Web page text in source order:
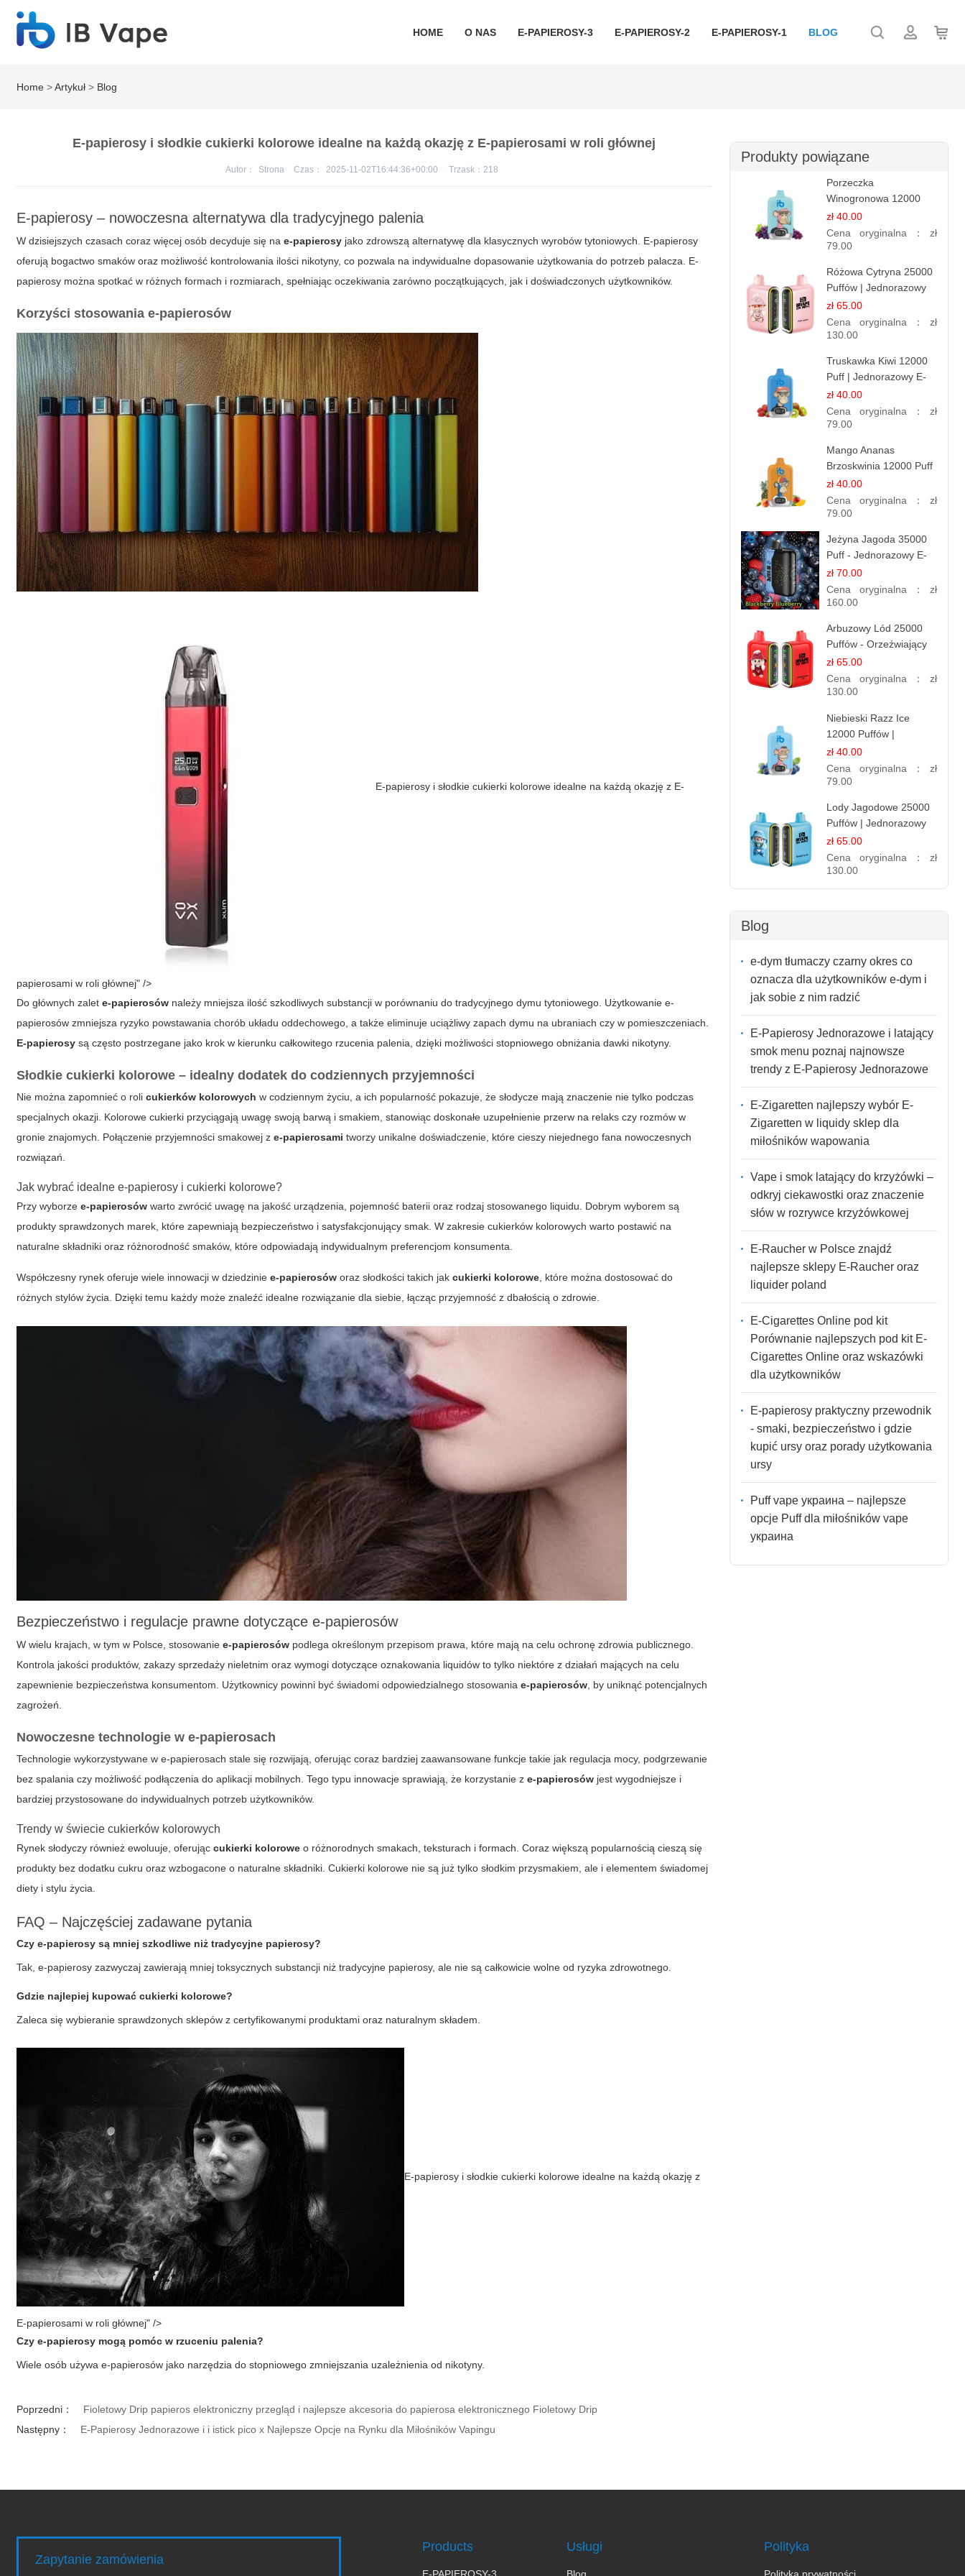
HOME O NAS E-PAPIEROSY-3 E-PAPIEROSY-2 E-PAPIEROSY-1 BLOG
Home >Artykuł > Blog
E-papierosy i słodkie cukierki kolorowe idealne na każdą okazję z E-papierosami w roli głównej
Autor： Strona Czas： 2025-11-02T16:44:36+00:00 Trzask：218
E-papierosy – nowoczesna alternatywa dla tradycyjnego palenia
W dzisiejszych czasach coraz więcej osób decyduje się nae-papierosy jako zdrowszą alternatywę dla klasycznych wyrobów tytoniowych. E-papierosy
oferują bogactwo smaków oraz możliwość kontrolowania ilości nikotyny, co pozwala na indywidualne dopasowanie użytkowania do potrzeb palacza. E-
papierosy można spotkać w różnych formach i rozmiarach, spełniając oczekiwania zarówno początkujących, jak i doświadczonych użytkowników.
Korzyści stosowania e-papierosów
E-papierosy i słodkie cukierki kolorowe idealne na każdą okazję z E-
papierosami w roli głównej" />
Do głównych zalete-papierosów należy mniejsza ilość szkodliwych substancji w porównaniu do tradycyjnego dymu tytoniowego. Użytkowaniee-
papierosów zmniejsza ryzyko powstawania chorób układu oddechowego, a także eliminuje uciążliwy zapach dymu na ubraniach czy w pomieszczeniach.
E-papierosy są często postrzegane jako krok w kierunku całkowitego rzucenia palenia, dzięki możliwości stopniowego obniżania dawki nikotyny.
Słodkiecukierki kolorowe – idealny dodatek do codziennych przyjemności
Nie można zapomnieć o rolicukierków kolorowych w codziennym życiu, a ich popularność pokazuje, że słodycze mają znaczenie nie tylko podczas
specjalnych okazji. Kolorowecukierki przyciągają uwagę swoją barwą i smakiem, stanowiąc doskonałe uzupełnienie przerw na relaks czy rozmów w
gronie znajomych. Połączenie przyjemności smakowej ze-papierosami tworzy unikalne doświadczenie, które cieszy niejednego fana nowoczesnych
rozwiązań.
Jak wybrać idealne e-papierosy i cukierki kolorowe?
Przy wyborzee-papierosów warto zwrócić uwagę na jakość urządzenia, pojemność baterii oraz rodzaj stosowanego liquidu. Dobrym wyborem są
produkty sprawdzonych marek, które zapewniają bezpieczeństwo i satysfakcjonujący smak. W zakresiecukierków kolorowych warto postawić na
naturalne składniki oraz różnorodność smaków, które odpowiadają indywidualnym preferencjom konsumenta.
Współczesny rynek oferuje wiele innowacji w dziedziniee-papierosów oraz słodkości takich jakcukierki kolorowe , które można dostosować do
różnych stylów życia. Dzięki temu każdy może znaleźć idealne rozwiązanie dla siebie, łącząc przyjemność z dbałością o zdrowie.
Bezpieczeństwo i regulacje prawne dotyczące e-papierosów
W wielu krajach, w tym w Polsce, stosowaniee-papierosów podlega określonym przepisom prawa, które mają na celu ochronę zdrowia publicznego.
Kontrola jakości produktów, zakazy sprzedaży nieletnim oraz wymogi dotyczące oznakowania liquidów to tylko niektóre z działań mających na celu
zapewnienie bezpieczeństwa konsumentom. Użytkownicy powinni być świadomi odpowiedzialnego stosowaniae-papierosów , by uniknąć potencjalnych
zagrożeń.
Nowoczesne technologie w e-papierosach
Technologie wykorzystywane we-papierosach stale się rozwijają, oferując coraz bardziej zaawansowane funkcje takie jak regulacja mocy, podgrzewanie
bez spalania czy możliwość podłączenia do aplikacji mobilnych. Tego typu innowacje sprawiają, że korzystanie ze-papierosów jest wygodniejsze i
bardziej przystosowane do indywidualnych potrzeb użytkowników.
Trendy w świeciecukierków kolorowych
Rynek słodyczy również ewoluuje, oferująccukierki kolorowe o różnorodnych smakach, teksturach i formach. Coraz większą popularnością cieszą się
produkty bez dodatku cukru oraz wzbogacone o naturalne składniki.Cukierki kolorowe nie są już tylko słodkim przysmakiem, ale i elementem świadomej
diety i stylu życia.
FAQ – Najczęściej zadawane pytania
Czye-papierosy są mniej szkodliwe niż tradycyjne papierosy?
Tak,e-papierosy zazwyczaj zawierają mniej toksycznych substancji niż tradycyjne papierosy, ale nie są całkowicie wolne od ryzyka zdrowotnego.
Gdzie najlepiej kupowaćcukierki kolorowe?
Zaleca się wybieranie sprawdzonych sklepów z certyfikowanymi produktami oraz naturalnym składem.
E-papierosy i słodkie cukierki kolorowe idealne na każdą okazję z
E-papierosami w roli głównej" />
Czye-papierosy mogą pomóc w rzuceniu palenia?
Wiele osób używae-papierosów jako narzędzia do stopniowego zmniejszania uzależnienia od nikotyny.
Poprzedni：
Fioletowy Drip papieros elektroniczny przegląd i najlepsze akcesoria do papierosa elektronicznego Fioletowy Drip
Następny：
E-Papierosy Jednorazowe i i istick pico x Najlepsze Opcje na Rynku dla Miłośników Vapingu
Produkty powiązane
Porzeczka
Winogronowa 12000
Puffów | Jednorazowy
E-papieros | Owocowy
Miks
zł 40.00
Cena oryginalna： zł
79.00
Różowa Cytryna 25000
Puffów | Jednorazowy
E-papieros
zł 65.00
Cena oryginalna： zł
130.00
Truskawka Kiwi 12000
Puff | Jednorazowy E-
papierosy | Owocowa
Mieszanka
zł 40.00
Cena oryginalna： zł
79.00
Mango Ananas
Brzoskwinia 12000 Puff
| Jednorazowy E-
papieros | Tropikalny
Smak
zł 40.00
Cena oryginalna： zł
79.00
Jeżyna Jagoda 35000
Puff - Jednorazowy E-
papieros | Smak
Leśnych Owoców
zł 70.00
Cena oryginalna： zł
160.00
Arbuzowy Lód 25000
Puffów - Orzeźwiający
E-papieros
Jednorazowy
zł 65.00
Cena oryginalna： zł
130.00
Niebieski Razz Ice
12000 Puffów |
Jednorazowy E-
papieros | Jagodowy
Chłód
zł 40.00
Cena oryginalna： zł
79.00
Lody Jagodowe 25000
Puffów | Jednorazowy
E-papieros | Deserowy
Smak
zł 65.00
Cena oryginalna： zł
130.00
Blog
e-dym tłumaczy czarny okres co
oznacza dla użytkowników e-dym i
jak sobie z nim radzić
E-Papierosy Jednorazowe i latający
smok menu poznaj najnowsze
trendy z E-Papierosy Jednorazowe
E-Zigaretten najlepszy wybór E-
Zigaretten w liquidy sklep dla
miłośników wapowania
Vape i smok latający do krzyżówki –
odkryj ciekawostki oraz znaczenie
słów w rozrywce krzyżówkowej
E-Raucher w Polsce znajdź
najlepsze sklepy E-Raucher oraz
liquider poland
E-Cigarettes Online pod kit
Porównanie najlepszych pod kit E-
Cigarettes Online oraz wskazówki
dla użytkowników
E-papierosy praktyczny przewodnik
- smaki, bezpieczeństwo i gdzie
kupić ursy oraz porady użytkowania
ursy
Puff vape украина – najlepsze
opcje Puff dla miłośników vape
украина
Zapytanie zamówienia
Products Usługi Polityka